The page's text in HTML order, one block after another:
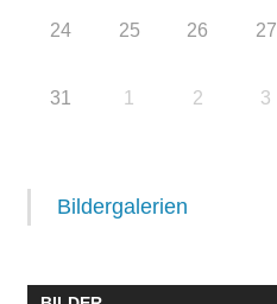
24 25 26 27
31 1 2 3
Bildergalerien